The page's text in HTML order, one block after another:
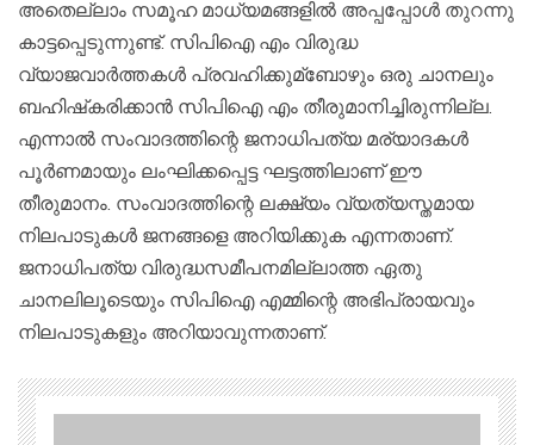
അതെല്ലാം സമൂഹ മാധ്യമങ്ങളില്‍ അപ്പപ്പോള്‍ തുറന്നു
കാട്ടപ്പെടുന്നുണ്ട്. സിപിഐ എം വിരുദ്ധ
വ്യാജവാര്‍ത്തകള്‍ പ്രവഹിക്കുമ്ബോഴും ഒരു ചാനലും
ബഹിഷ്‌കരിക്കാന്‍ സിപിഐ എം തീരുമാനിച്ചിരുന്നില്ല.
എന്നാല്‍ സംവാദത്തിന്റെ ജനാധിപത്യ മര്യാദകള്‍
പൂര്‍ണമായും ലംഘിക്കപ്പെട്ട ഘട്ടത്തിലാണ് ഈ
തീരുമാനം. സംവാദത്തിന്റെ ലക്ഷ്യം വ്യത്യസ്തമായ
നിലപാടുകള്‍ ജനങ്ങളെ അറിയിക്കുക എന്നതാണ്.
ജനാധിപത്യ വിരുദ്ധസമീപനമില്ലാത്ത ഏതു
ചാനലിലൂടെയും സിപിഐ എമ്മിന്റെ അഭിപ്രായവും
നിലപാടുകളും അറിയാവുന്നതാണ്.